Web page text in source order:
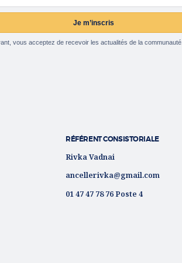
Je m’inscris
vous acceptez de recevoir les actualités de la communauté.
RÉFÉRENT CONSISTORIALE
Rivka Vadnai
ancellerivka@gmail.com
01 47 47 78 76 Poste 4